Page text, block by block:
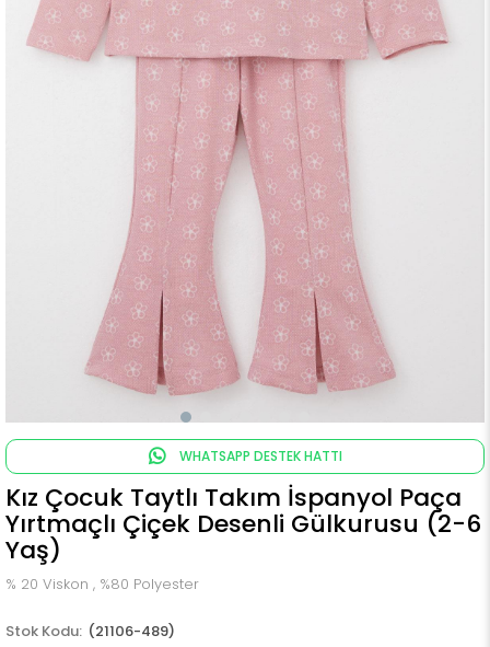
WHATSAPP DESTEK HATTI
Kız Çocuk Taytlı Takım İspanyol Paça
Yırtmaçlı Çiçek Desenli Gülkurusu (2-6
Yaş)
% 20 Viskon , %80 Polyester
(21106-489)